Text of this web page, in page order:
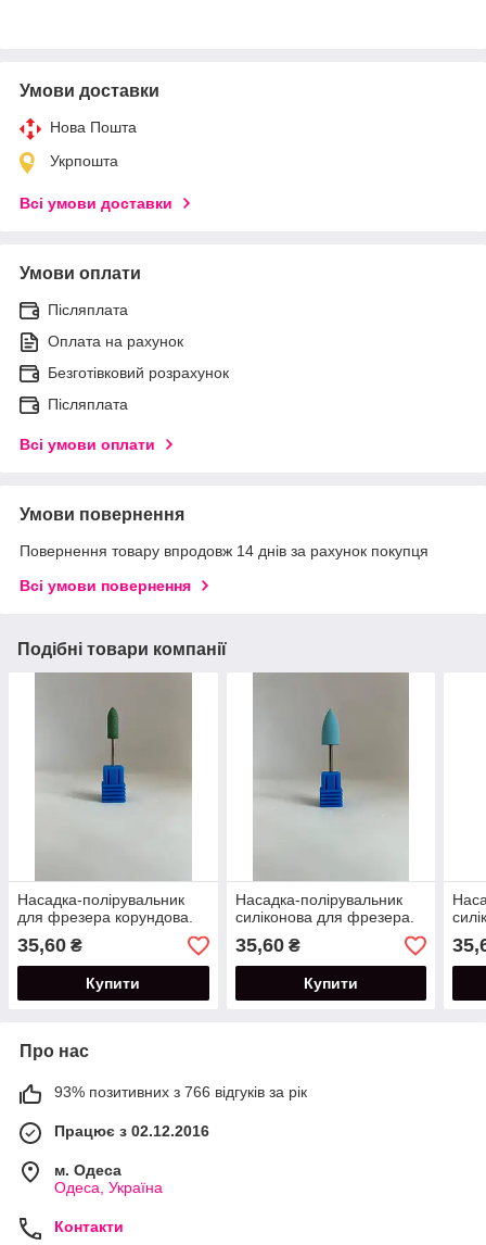
Умови доставки
Нова Пошта
Укрпошта
Всі умови доставки
Умови оплати
Післяплата
Оплата на рахунок
Безготівковий розрахунок
Післяплата
Всі умови оплати
Умови повернення
Повернення товару впродовж 14 днів за рахунок покупця
Всі умови повернення
Подібні товари компанії
Насадка-полірувальник
для фрезера корундова.
35,60 ₴
Купити
Насадка-полірувальник
силіконова для фрезера.
35,60₴
Купити
Про нас
93% позитивних з 766 відгуків за рік
Працює з 02.12.2016
м. Одеса
Одеса, Україна
Контакти